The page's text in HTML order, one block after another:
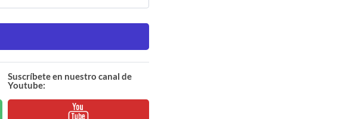
Suscríbete en nuestro canal de
Youtube: